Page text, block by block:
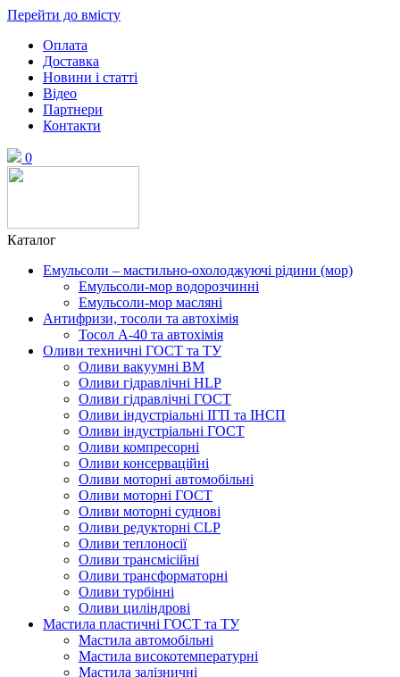
Перейти до вмісту
Оплата
Доставка
Новини і статті
Відео
Партнери
Контакти
0
Каталог
Емульсоли – мастильно-охолоджуючі рідини (мор)
Емульсоли-мор водорозчинні
Емульсоли-мор масляні
Антифризи, тосоли та автохімія
Тосол А-40 та автохімія
Оливи техничні ГОСТ та ТУ
Оливи вакуумні ВМ
Оливи гідравлічні HLP
Оливи гідравлічні ГОСТ
Оливи індустріальні ІГП та ІНСП
Оливи індустріальні ГОСТ
Оливи компресорні
Оливи консерваційні
Оливи моторні автомобільні
Оливи моторні ГОСТ
Оливи моторні суднові
Оливи редукторні CLP
Оливи теплоносії
Оливи трансмісійні
Оливи трансформаторні
Оливи турбінні
Оливи циліндрові
Мастила пластичні ГОСТ та ТУ
Мастила автомобільні
Мастила високотемпературні
Мастила залізничні